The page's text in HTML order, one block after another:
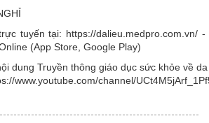
tuyến tại: https://dalieu.medpro.com.vn/
(App Store, Google Play)
dung Truyền thông giáo dục sức khỏe về
www.youtube.com/channel/